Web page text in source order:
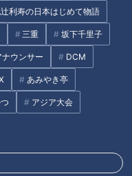
利寿の日本はじめて物語
三重 坂下千里子
ウンサー DCM
あみやき亭
アジア大会
さに難題です。それでも
が横で泣いてても爆睡し